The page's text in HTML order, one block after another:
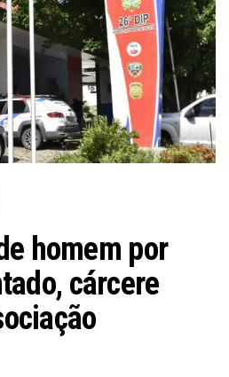
homem por
cárcere